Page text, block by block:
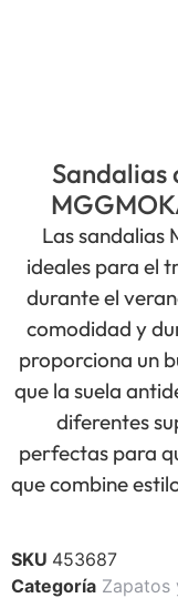
Sandalias
Las sandalias
ideales para el
durante el
comodidad y
proporciona un
que la suela
diferentes
perfectas para
que combine
SKU 453687
Categoría Zapatos